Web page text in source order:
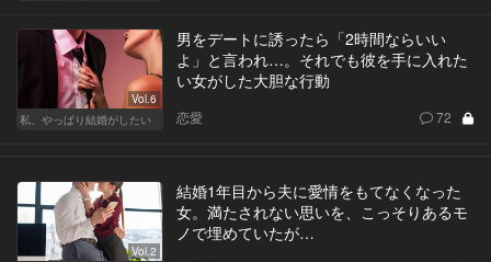
Vol.6
私、やっぱり結婚がしたい
男をデートに誘ったら「2時間ならいい
よ」と言われ…。それでも彼を手に入れた
い女がした大胆な行動
恋愛 72
Vol.2
結婚1年目から夫に愛情をもてなくなった
女。満たされない思いを、こっそりあるモ
ノで埋めていたが…